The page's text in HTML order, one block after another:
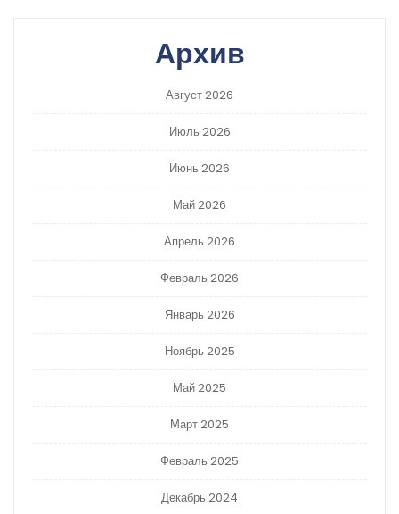
Архив
Август 2026
Июль 2026
Июнь 2026
Май 2026
Апрель 2026
Февраль 2026
Январь 2026
Ноябрь 2025
Май 2025
Март 2025
Февраль 2025
Декабрь 2024